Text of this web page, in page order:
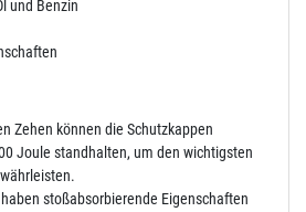
und Benzin
Zehen können die Schutzkappen
Joule standhalten, um den wichtigsten
stoßabsorbierende Eigenschaften